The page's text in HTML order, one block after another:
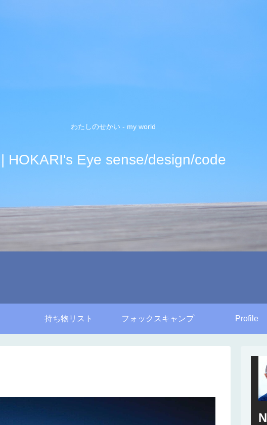
わたしのせかい - my world
| HOKARI's Eye sense/design/code
持ち物リスト フォックスキャンプ Profile